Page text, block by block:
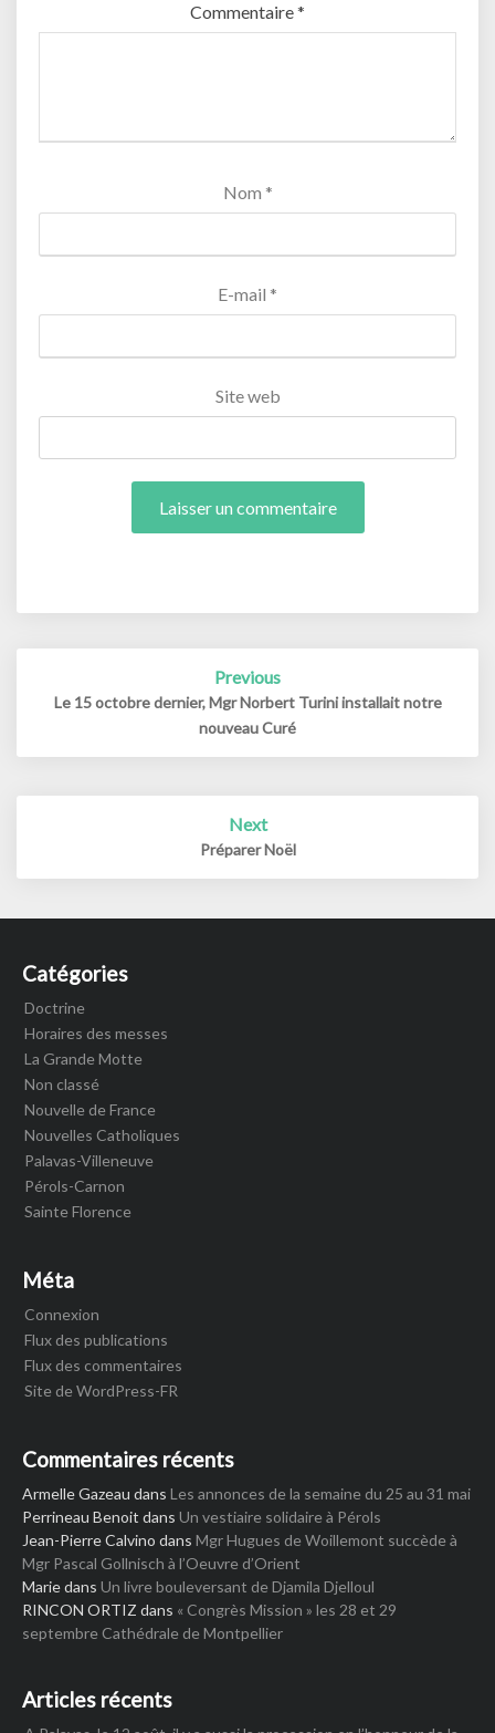
Commentaire*
Nom *
E-mail *
Site web
Previous
Le 15 octobre dernier, Mgr Norbert Turini installait notre
nouveau Curé
Next
Préparer Noël
Catégories
Doctrine
Horaires des messes
La Grande Motte
Non classé
Nouvelle de France
Nouvelles Catholiques
Palavas-Villeneuve
Pérols-Carnon
Sainte Florence
Méta
Connexion
Flux des publications
Flux des commentaires
Site de WordPress-FR
Commentaires récents
Armelle Gazeau dans Les annonces de la semaine du 25 au 31 mai
Perrineau Benoit dans Un vestiaire solidaire à Pérols
Jean-Pierre Calvino dans Mgr Hugues de Woillemont succède à
Mgr Pascal Gollnisch à l’Oeuvre d’Orient
Mariedans Un livre bouleversant de Djamila Djelloul
RINCON ORTIZ dans « Congrès Mission » les 28 et 29
septembre Cathédrale de Montpellier
Articles récents